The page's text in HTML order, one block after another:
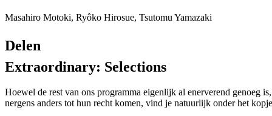
Masahiro Motoki, Ryôko Hirosue, Tsutomu Yamazaki
Delen
Extraordinary: Selections
Hoewel de rest van ons programma eigenlijk al enerverend genoeg
nergens anders tot hun recht komen, vind je natuurlijk onder het